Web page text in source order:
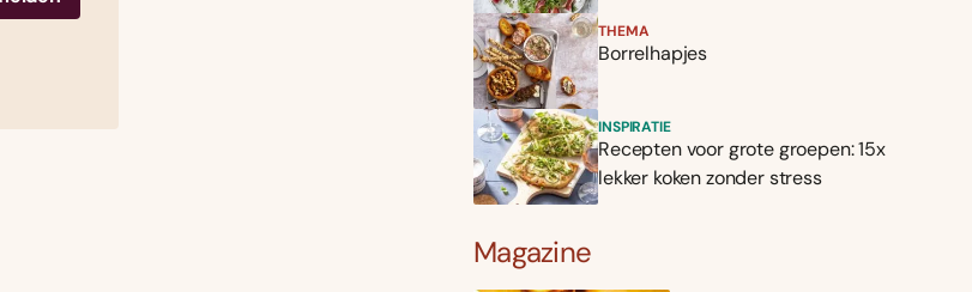
THEMA
Borrelhapjes
INSPIRATIE
Recepten voor grote groepen: 15x
lekker koken zonder stress
Magazine